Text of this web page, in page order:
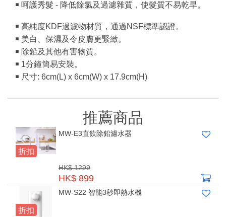
￭ 呵護秀髮 - 降低餘氯及過濾雜質，使髮質不易乾旱。
￭ 高純度KDF過濾物材質，通過NSF標準認證。
￭ 美白、保濕及令皮膚更緊緻。
￭ 除鉛及其他有害物質。
￭ 1分鐘簡易安裝。
￭ 尺寸: 6cm(L) x 6cm(W) x 17.9cm(H)
推薦商品
折扣
MW-E3直飲除鉛濾水器
HK$ 1299
HK$ 899
折扣
MW-S22 智能3秒即熱水機